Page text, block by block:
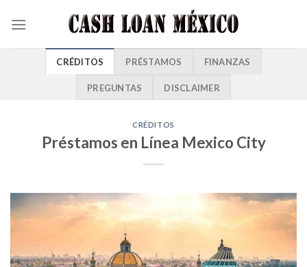
CRÉDITOS PRÉSTAMOS FINANZAS
PREGUNTAS DISCLAIMER
CRÉDITOS
Préstamos en Línea Mexico City